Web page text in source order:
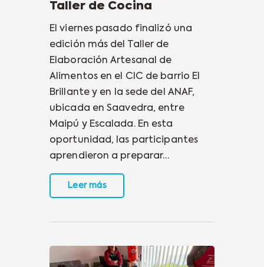
Taller de Cocina
El viernes pasado finalizó una
edición más del Taller de
Elaboración Artesanal de
Alimentos en el CIC de barrio El
Brillante y en la sede del ANAF,
ubicada en Saavedra, entre
Maipú y Escalada. En esta
oportunidad, las participantes
aprendieron a preparar…
Leer más